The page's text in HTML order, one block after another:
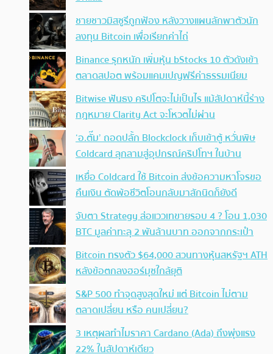
ชายชาวมิสซูรีถูกฟ้อง หลังวางแผนลักพาตัวนัก
ลงทุน Bitcoin เพื่อเรียกค่าไถ่
Binance รุกหนัก เพิ่มหุ้น bStocks 10 ตัวดังเข้า
ตลาดสปอต พร้อมแคมเปญฟรีค่าธรรมเนียม
Bitwise ฟันธง คริปโตจะไม่เป็นไร แม้สัปดาห์นี้ร่าง
กฎหมาย Clarity Act จะโหวตไม่ผ่าน
‘อ.ตั๊ม’ ถอดปลั้ก Blockclock เก็บเข้าตู้ หวั่นพิษ
Coldcard ลุกลามสู่อุปกรณ์คริปโทฯ ในบ้าน
เหยื่อ Coldcard ใช้ Bitcoin ส่งข้อความหาโจรขอ
คืนเงิน ตัดพ้อชีวิตโอนกลับมาสักนิดก็ยังดี
จับตา Strategy ส่อแววเทขายรอบ 4 ? โอน 1,030
BTC มูลค่าทะลุ 2 พันล้านบาท ออกจากกระเป๋า
Bitcoin ทรงตัว $64,000 สวนทางหุ้นสหรัฐฯ ATH
หลังข้อตกลงฮอร์มุซใกล้ยุติ
S&P 500 ทำจุดสูงสุดใหม่ แต่ Bitcoin ไม่ตาม
ตลาดเปลี่ยน หรือ คนเปลี่ยน?
3 เหตุผลทำไมราคา Cardano (Ada) ถึงพุ่งแรง
22% ในสัปดาห์เดียว